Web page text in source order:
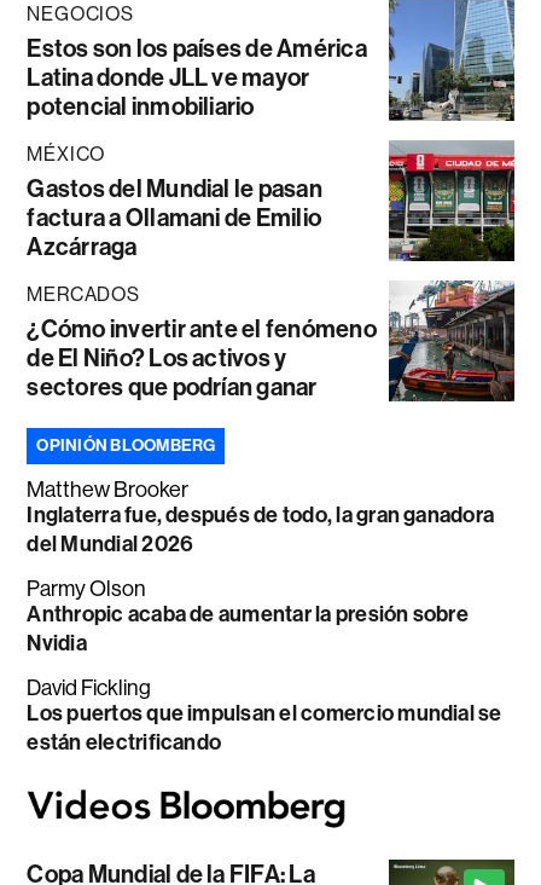
NEGOCIOS
Estos son los países de América
Latina donde JLL ve mayor
potencial inmobiliario
MÉXICO
Gastos del Mundial le pasan
factura a Ollamani de Emilio
Azcárraga
MERCADOS
¿Cómo invertir ante el fenómeno
de El Niño? Los activos y
sectores que podrían ganar
OPINIÓN BLOOMBERG
Matthew Brooker
Inglaterra fue, después de todo, la gran ganadora
del Mundial 2026
Parmy Olson
Anthropic acaba de aumentar la presión sobre
Nvidia
David Fickling
Los puertos que impulsan el comercio mundial se
están electrificando
Copa Mundial de la FIFA: La